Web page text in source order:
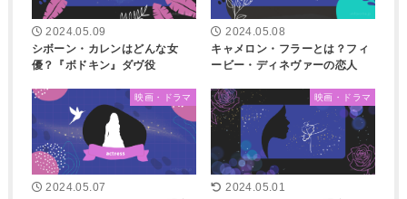
2024.05.09
シボーン・カレンはどんな女
優？『ボドキン』ダヴ役
2024.05.08
キャメロン・フラーとは？フィ
ービー・ディネヴァーの恋人
映画・ドラマ
2024.05.07
映画・ドラマ
2024.05.01